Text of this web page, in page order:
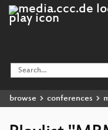
browse conferences